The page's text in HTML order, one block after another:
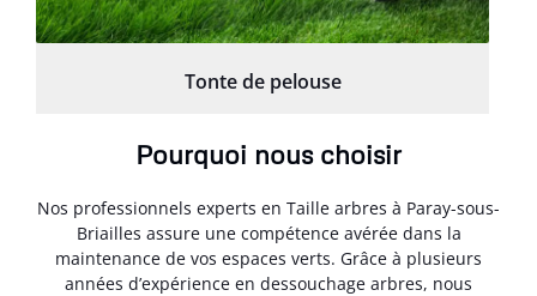
Tonte de pelouse
Pourquoi nous choisir
Nos professionnels experts en Taille arbres à Paray-sous-
Briailles assure une compétence avérée dans la
maintenance de vos espaces verts. Grâce à plusieurs
années d’expérience en dessouchage arbres, nous